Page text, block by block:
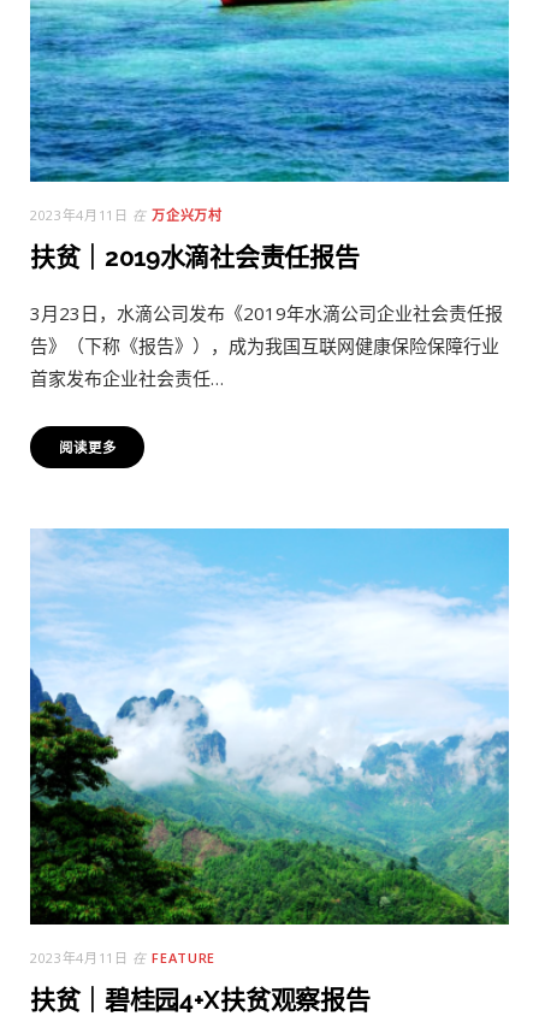
2023年4月11日 在 万企兴万村
扶贫｜2019水滴社会责任报告
3月23日，水滴公司发布《2019年水滴公司企业社会责任报
告》（下称《报告》），成为我国互联网健康保险保障行业
首家发布企业社会责任…
阅读更多
2023年4月11日 在 FEATURE
扶贫｜碧桂园4+X扶贫观察报告